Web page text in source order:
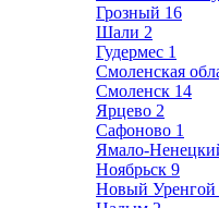
Грозный 16
Шали 2
Гудермес 1
Смоленская
Смоленск 14
Ярцево 2
Сафоново 1
Ямало-
Ноябрьск 9
Новый Уренгой